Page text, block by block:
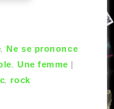
,Ne se prononce
, Une femme |
,rock